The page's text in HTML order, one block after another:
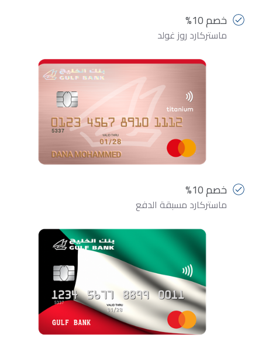
خصم 10%
ماستركارد روز غولد
خصم 10%
ماستركارد مسبقة الدفع